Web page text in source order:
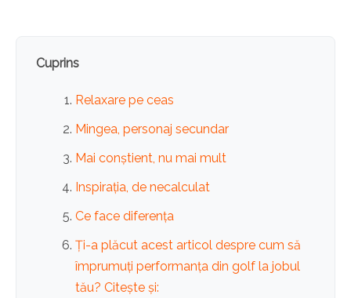
Cuprins
Relaxare pe ceas
Mingea, personaj secundar
Mai conștient, nu mai mult
Inspirația, de necalculat
Ce face diferența
Ți-a plăcut acest articol despre cum să
împrumuți performanța din golf la jobul
tău? Citește și: